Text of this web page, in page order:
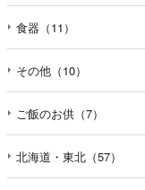
食器（11）
その他（10）
ご飯のお供（7）
北海道・東北（57）